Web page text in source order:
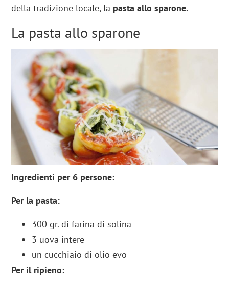
della tradizione locale, la pasta allo sparone.
La pasta allo sparone
Ingredienti per 6 persone:
Per la pasta:
300 gr. di farina di solina
3 uova intere
un cucchiaio di olio evo
Per il ripieno: